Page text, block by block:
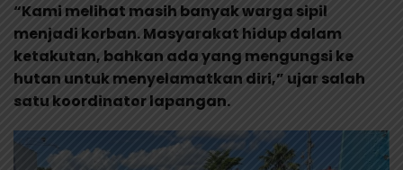
“Kami melihat masih banyak warga sipil
menjadi korban. Masyarakat hidup dalam
ketakutan, bahkan ada yang mengungsi ke
hutan untuk menyelamatkan diri,” ujar salah
satu koordinator lapangan.